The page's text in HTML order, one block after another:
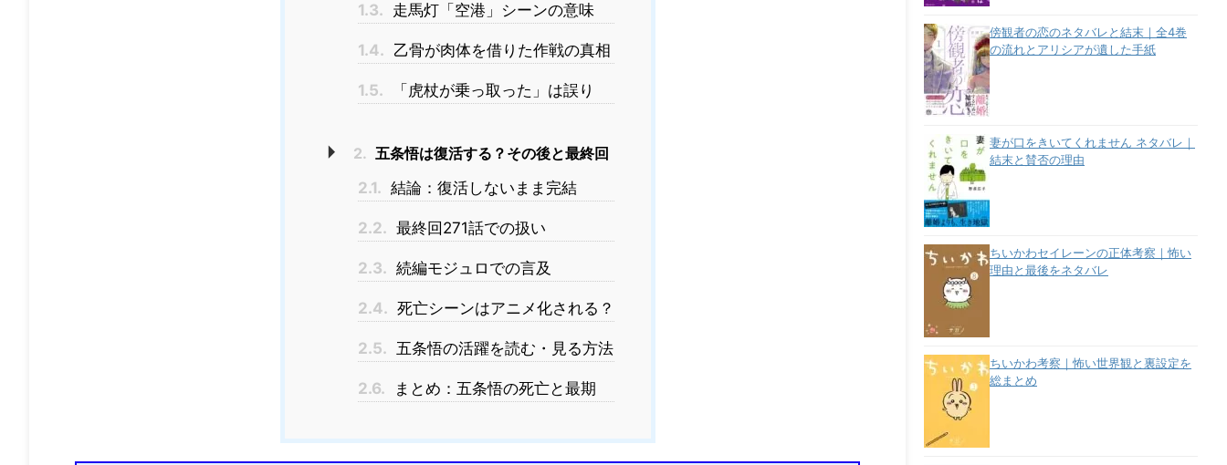
1.3. 走馬灯「空港」シーンの意味
1.4. 乙骨が肉体を借りた作戦の真相
1.5. 「虎杖が乗っ取った」は誤り
2. 五条悟は復活する？その後と最終回
2.1. 結論：復活しないまま完結
2.2. 最終回271話での扱い
2.3. 続編モジュロでの言及
2.4. 死亡シーンはアニメ化される？
2.5. 五条悟の活躍を読む・見る方法
2.6. まとめ：五条悟の死亡と最期
傍観者の恋のネタバレと結末｜全4巻
の流れとアリシアが遺した手紙
妻が口をきいてくれません ネタバレ｜
結末と賛否の理由
ちいかわセイレーンの正体考察｜怖い
理由と最後をネタバレ
ちいかわ考察｜怖い世界観と裏設定を
総まとめ